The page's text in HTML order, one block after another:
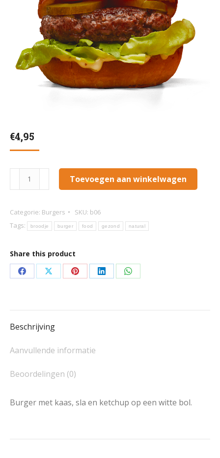
€4,95
Cheese
burger
Toevoegen aan winkelwagen
Categorie: Burgers SKU: b06
Tags:
broodje burger food gezond natural
Share this product
Deel
Deel
Deel
Deel
Deel
Beschrijving
Aanvullende informatie
Beoordelingen (0)
Burger met kaas, sla en ketchup op een witte bol.